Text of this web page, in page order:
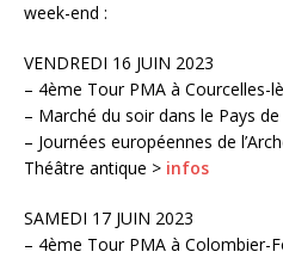
week-end :
VENDREDI 16 JUIN 2023
– 4ème Tour PMA à Courcelles-
– Marché du soir dans le Pays
– Journées européennes de
Théâtre antique > infos
SAMEDI 17 JUIN 2023
– 4ème Tour PMA à Colombier-